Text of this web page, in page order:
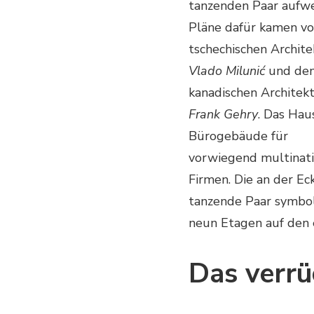
tanzenden Paar
Pläne dafür kamen
tschechischen
Vlado Milunićund
kanadischen
Frank Gehry. Das
Bürogebäude für
vorwiegend
Firmen. Die an der
tanzende Paar
neun Etagen auf den
Das